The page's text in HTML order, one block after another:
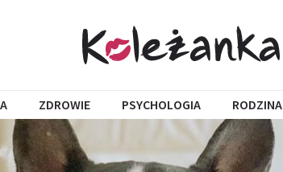
ZDROWIE PSYCHOLOGIA RODZINA